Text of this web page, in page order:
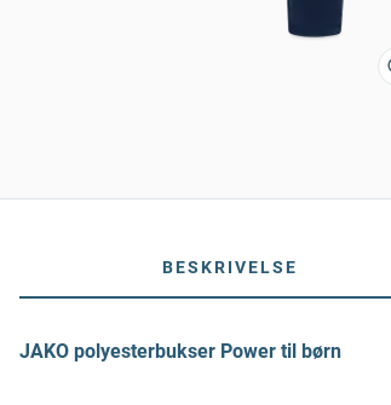
BESKRIVELSE
JAKO polyesterbukser Power til børn